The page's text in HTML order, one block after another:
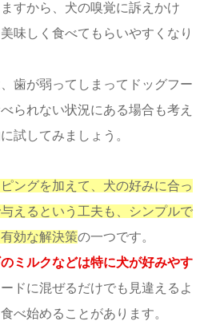
すから、犬の嗅覚に訴えかけ
味しく食べてもらいやすくなり
歯が弱ってしまってドッグフー
られない状況にある場合も考え
試してみましょう。
ングを加えて、犬の好みに合っ
えるという工夫も、シンプルで
効な解決策の一つです。
ミルクなどは特に犬が好みやす
ドに混ぜるだけでも見違えるよ
べ始めることがあります。